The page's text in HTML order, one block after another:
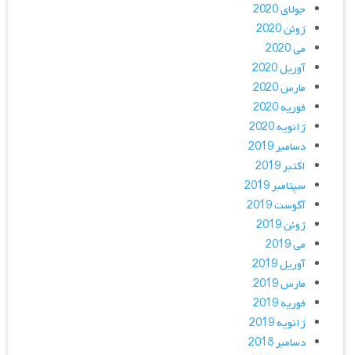
جولای 2020
ژوئن 2020
می 2020
آوریل 2020
مارس 2020
فوریه 2020
ژانویه 2020
دسامبر 2019
اکتبر 2019
سپتامبر 2019
آگوست 2019
ژوئن 2019
می 2019
آوریل 2019
مارس 2019
فوریه 2019
ژانویه 2019
دسامبر 2018